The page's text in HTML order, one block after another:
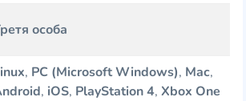
особа
, PC (Microsoft Windows), Mac,
, iOS, PlayStation 4, Xbox One